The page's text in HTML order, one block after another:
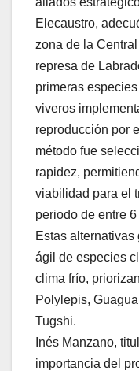
Elecaustro,
zona de la
represa de
primeras
viveros
reproducción por
método fue
rapidez,
viabilidad para el
periodo de entre
Estas
ágil de especies
clima frío,
Polylepis,
Tugshi.
Inés Manzano,
importancia del